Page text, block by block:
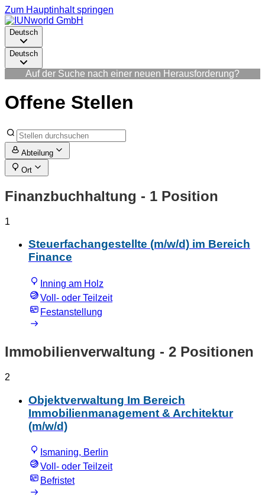
Zum Hauptinhalt springen
Deutsch
Deutsch
Auf der Suche nach einer neuen Herausforderung?
Offene Stellen
Abteilung
Ort
Finanzbuchhaltung - 1 Position
1
Steuerfachangestellte (m/w/d) im Bereich
Finance
Inning am Holz
Voll- oder Teilzeit
Festanstellung
Immobilienverwaltung - 2 Positionen
2
Objektverwaltung Im Bereich
Immobilienmanagement & Architektur
(m/w/d)
Ismaning, Berlin
Voll- oder Teilzeit
Befristet